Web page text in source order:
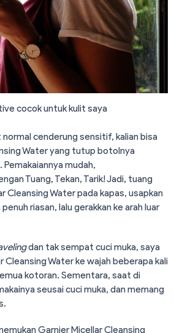
cocok untuk kulit saya
cenderung sensitif, kalian bisa
Water yang tutup botolnya
mudah,
Tuang, Tekan, Tarik! Jadi, tuang
Water pada kapas, usapkan
riasan, lalu gerakkan ke arah luar
dan tak sempat cuci muka, saya
Cleansing Water ke wajah beberapa kali
kotoran. Sementara, saat di
seusai cuci muka, dan memang
Garnier Micellar Cleansing